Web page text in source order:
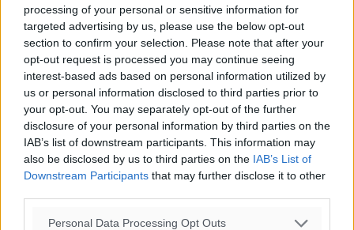
processing of your personal or sensitive information for
targeted advertising by us, please use the below opt-out
section to confirm your selection. Please note that after your
opt-out request is processed you may continue seeing
interest-based ads based on personal information utilized by
us or personal information disclosed to third parties prior to
your opt-out. You may separately opt-out of the further
disclosure of your personal information by third parties on the
IAB’s list of downstream participants. This information may
also be disclosed by us to third parties on the IAB’s List of
Downstream Participants that may further disclose it to other
Personal Data Processing Opt Outs
Ροή ειδήσεων
ΣΕΓΑΣ: Πιστώθηκαν τα έξοδα μετακίνησης του